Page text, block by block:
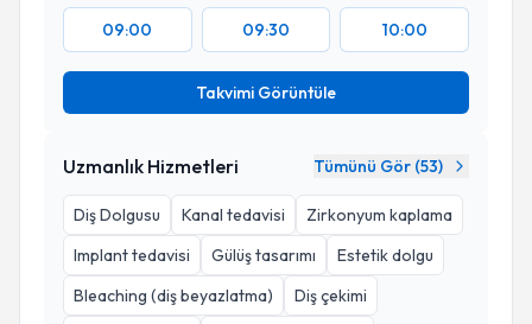
09:00 09:30 10:00
Takvimi Görüntüle
Uzmanlık Hizmetleri Tümünü Gör (53)
Diş Dolgusu Kanal tedavisi
Zirkonyum kaplama
Implant tedavisi
Gülüş tasarımı
Estetik dolgu
Bleaching (diş beyazlatma)
Diş çekimi